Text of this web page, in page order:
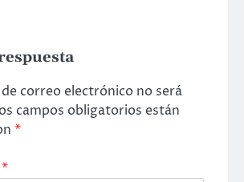
correo electrónico no será
campos obligatorios están
*
*